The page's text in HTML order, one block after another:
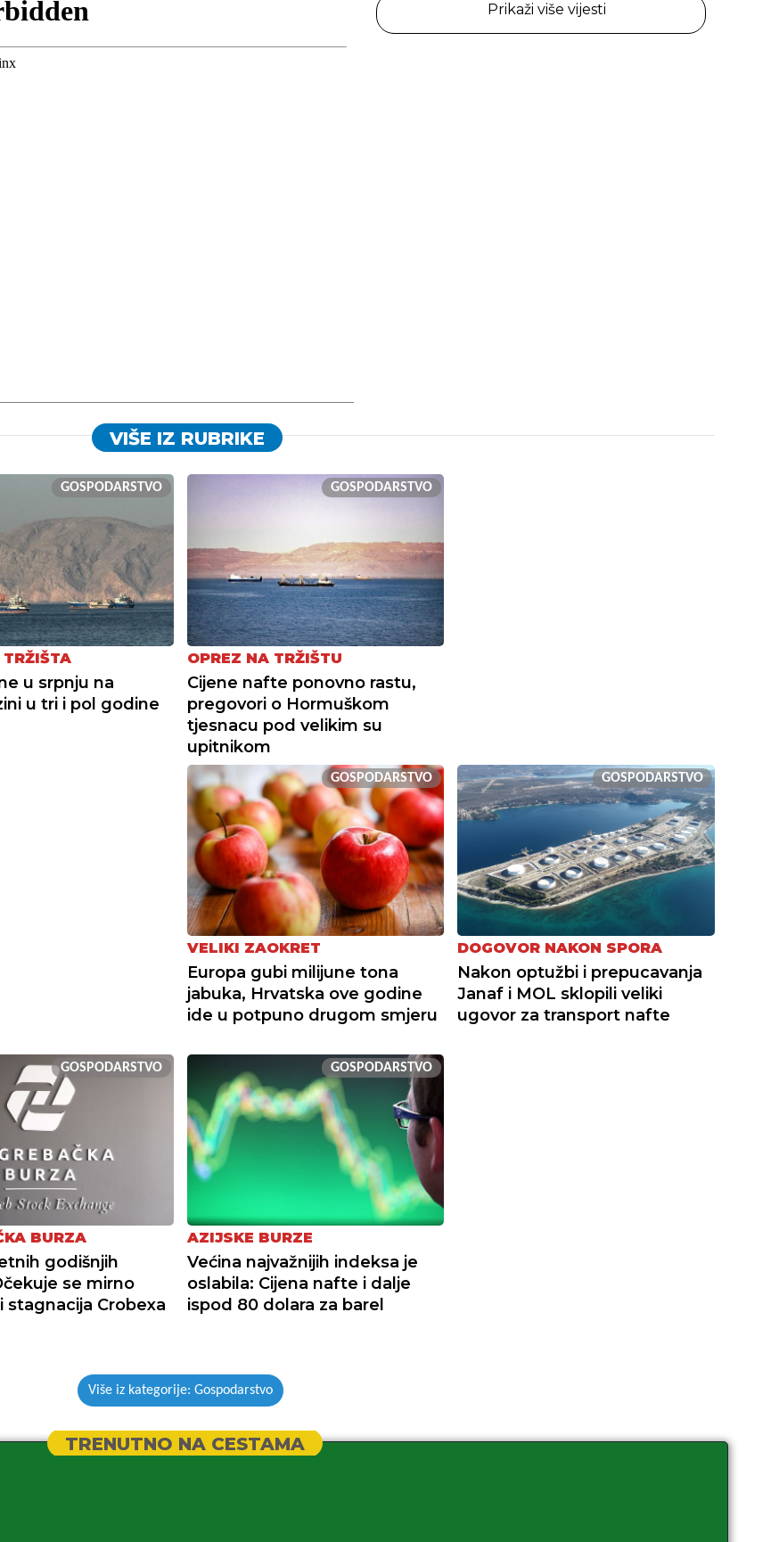
Prikaži više vijesti
VIŠE IZ RUBRIKE
GOSPODARSTVO
u srpnju na
u tri i pol godine
GOSPODARSTVO
OPREZ NA TRŽIŠTU
Cijene nafte ponovno rastu,
pregovori o Hormuškom
tjesnacu pod velikim su
upitnikom
GOSPODARSTVO
VELIKI ZAOKRET
Europa gubi milijune tona
jabuka, Hrvatska ove godine
ide u potpuno drugom smjeru
GOSPODARSTVO
DOGOVOR NAKON SPORA
Nakon optužbi i prepucavanja
Janaf i MOL sklopili veliki
ugovor za transport nafte
GOSPODARSTVO
BURZA
godišnjih
se mirno
stagnacija Crobexa
GOSPODARSTVO
AZIJSKE BURZE
Većina najvažnijih indeksa je
oslabila: Cijena nafte i dalje
ispod 80 dolara za barel
Više iz kategorije: Gospodarstvo
TRENUTNO NA CESTAMA